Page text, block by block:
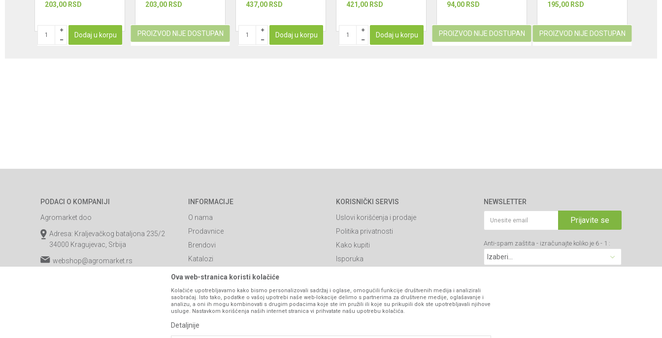
203,00 RSD
Dodaj u korpu
203,00 RSD
PROIZVOD NIJE DOSTUPAN
437,00 RSD
Dodaj u korpu
421,00 RSD
Dodaj u korpu
94,00 RSD
PROIZVOD NIJE DOSTUPAN
195,00 RSD
PROIZVOD NIJE DOSTUPAN
PODACI O KOMPANIJI
Agromarket doo
Adresa: Kraljevačkog bataljona 235/2
34000 Kragujevac, Srbija
webshop@agromarket.rs
INFORMACIJE
O nama
Prodavnice
Brendovi
Katalozi
Saradnja
Blog
Najčešća pitanja
Kontakt
B2B Portal
KORISNIČKI SERVIS
Uslovi korišćenja i prodaje
Politika privatnosti
Kako kupiti
Isporuka
Načini plaćanja
Plaćanje karticama
Web kredit Raiffeisen banke
NEWSLETTER
Prijavite se
Anti-spam zaštita - izračunajte koliko je 6 - 1 :
Ova web-stranica koristi kolačiće
Kolačiće upotrebljavamo kako bismo personalizovali sadržaj i oglase, omogućili funkcije društvenih medija i analizirali
saobraćaj. Isto tako, podatke o vašoj upotrebi naše web-lokacije delimo s partnerima za društvene medije, oglašavanje i
analizu, a oni ih mogu kombinovati s drugim podacima koje ste im pružili ili koje su prikupili dok ste upotrebljavali njihove
usluge. Nastavkom korišćenja naših internet stranica vi prihvatate našu upotrebu kolačića.
Detaljnije